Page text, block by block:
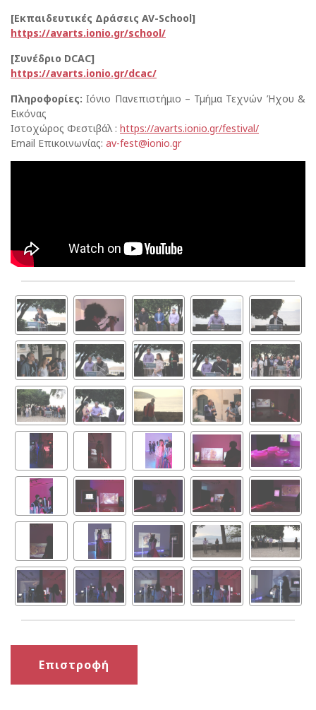
[Εκπαιδευτικές Δράσεις AV-School]
https://avarts.ionio.gr/school/
[Συνέδριο DCAC]
https://avarts.ionio.gr/dcac/
Πληροφορίες: Ιόνιο Πανεπιστήμιο – Τμήμα Τεχνών Ήχου &
Εικόνας
Ιστοχώρος Φεστιβάλ : https://avarts.ionio.gr/festival/
Email Επικοινωνίας: av-fest@ionio.gr
Επιστροφή